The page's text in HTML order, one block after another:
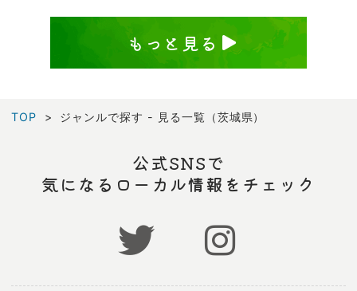
もっと見る
TOP ジャンルで探す - 見る一覧（茨城県）
公式SNSで
気になるローカル情報をチェック